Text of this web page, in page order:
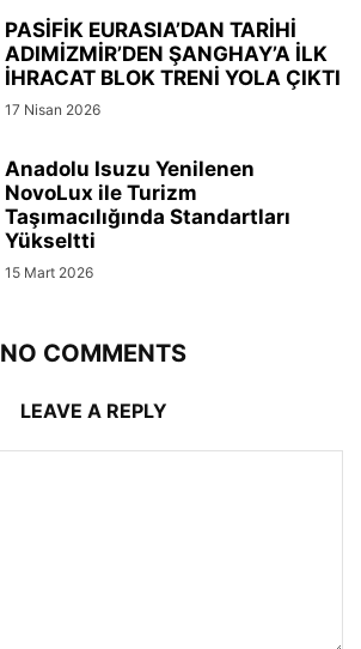
PASİFİK EURASIA’DAN TARİHİ
ADIMİZMİR’DEN ŞANGHAY’A İLK
İHRACAT BLOK TRENİ YOLA ÇIKTI
17 Nisan 2026
Anadolu Isuzu Yenilenen
NovoLux ile Turizm
Taşımacılığında Standartları
Yükseltti
15 Mart 2026
NO COMMENTS
LEAVE A REPLY